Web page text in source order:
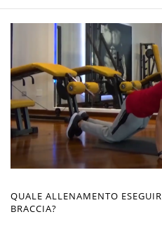
QUALE ALLENAMENTO
BRACCIA?